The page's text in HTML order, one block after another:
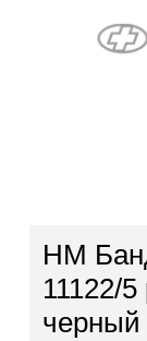
НМ
11122/
черный